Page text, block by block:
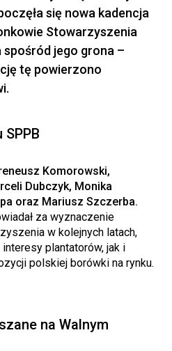
się nowa kadencja
Stowarzyszenia
spośród jego grona –
tę powierzono
Komorowski,
Dubczyk, Monika
oraz Mariusz Szczerba.
za wyznaczenie
w kolejnych latach,
plantatorów, jak i
polskiej borówki na rynku.
na Walnym